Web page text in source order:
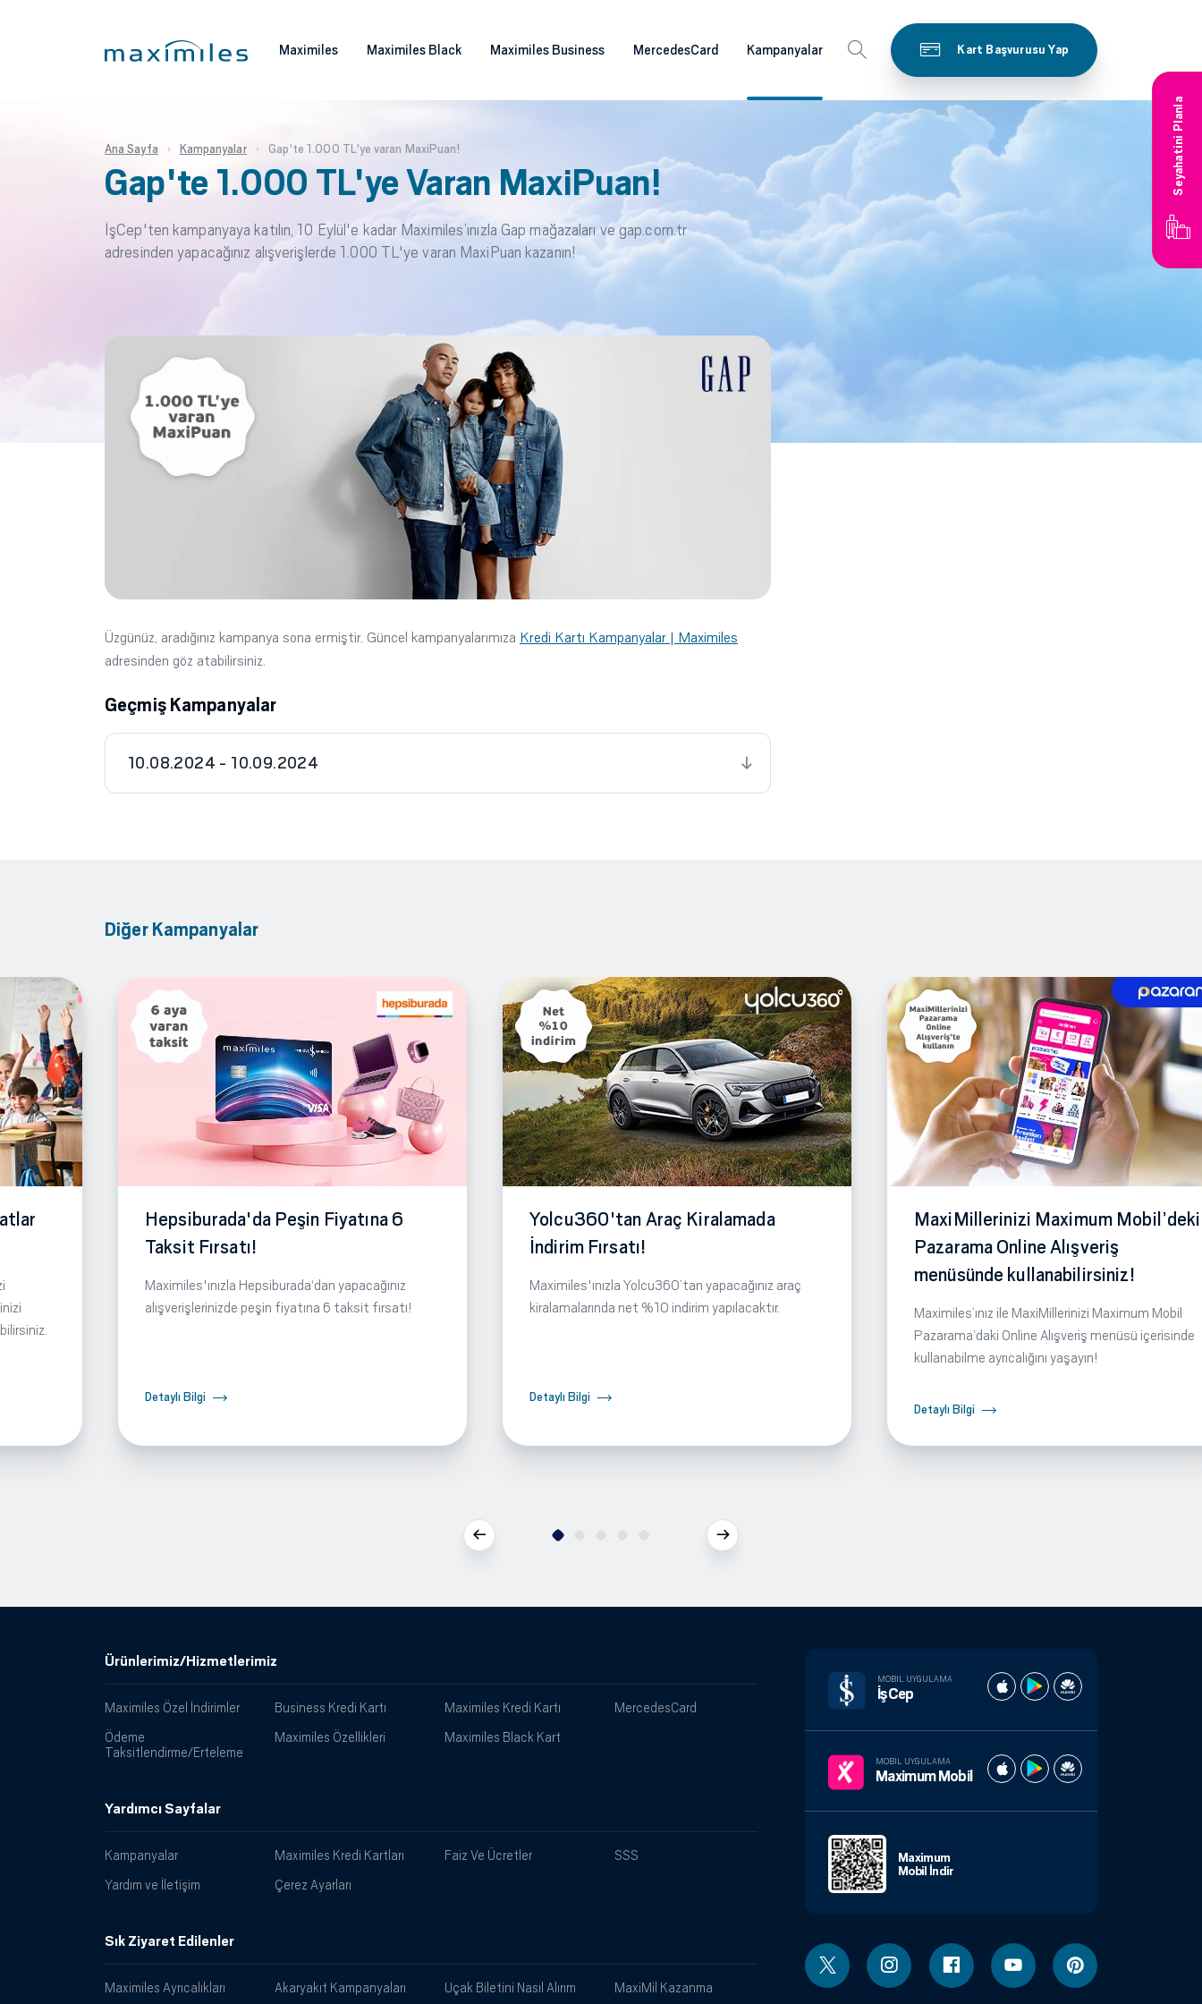
Maximiles Maximiles Black Maximiles Business MercedesCard Kampanyalar Kart Başvurusu Yap
Seyahatini Planla
Ana Sayfa Kampanyalar Gap'te 1.000 TL'ye varan MaxiPuan!
Gap'te 1.000 TL'ye Varan MaxiPuan!
İşCep'ten kampanyaya katılın, 10 Eylül'e kadar Maximiles’ınızla Gap mağazaları ve gap.com.tr
adresinden yapacağınız alışverişlerde 1.000 TL'ye varan MaxiPuan kazanın!
Üzgünüz, aradığınız kampanya sona ermiştir. Güncel kampanyalarımıza Kredi Kartı Kampanyalar | Maximiles
adresinden göz atabilirsiniz.
Geçmiş Kampanyalar
10.08.2024 - 10.09.2024
Diğer Kampanyalar
Hepsiburada'da Peşin Fiyatına 6
Taksit Fırsatı!
Maximiles'ınızla Hepsiburada‘dan yapacağınız
alışverişlerinizde peşin fiyatına 6 taksit fırsatı!
Detaylı Bilgi
Yolcu360'tan Araç Kiralamada
İndirim Fırsatı!
Maximiles'ınızla Yolcu360’tan yapacağınız araç
kiralamalarında net %10 indirim yapılacaktır.
Detaylı Bilgi
MaxiMillerinizi Maximum Mobil’deki
Pazarama Online Alışveriş
menüsünde kullanabilirsiniz!
Maximiles’ınız ile MaxiMillerinizi Maximum Mobil
Pazarama’daki Online Alışveriş menüsü içerisinde
kullanabilme ayrıcalığını yaşayın!
Detaylı Bilgi
Ürünlerimiz/Hizmetlerimiz
Maximiles Özel İndirimler Business Kredi Kartı Maximiles Kredi Kartı
MercedesCard
Ödeme
Taksitlendirme/Erteleme
Maximiles Özellikleri Maximiles Black Kart
Yardımcı Sayfalar
Kampanyalar Maximiles Kredi Kartları Faiz Ve Ücretler
SSS
Yardım ve İletişim
Çerez Ayarları
Sık Ziyaret Edilenler
Maximiles Ayrıcalıkları Akaryakıt Kampanyaları Uçak Biletini Nasıl Alırım MaxiMil Kazanma
MOBIL UYGULAMA
İşCep
MOBIL UYGULAMA
Maximum Mobil
Maximum
Mobil İndir